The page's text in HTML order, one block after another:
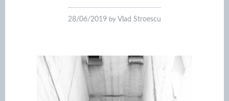
28/06/2019 by Vlad Stroescu